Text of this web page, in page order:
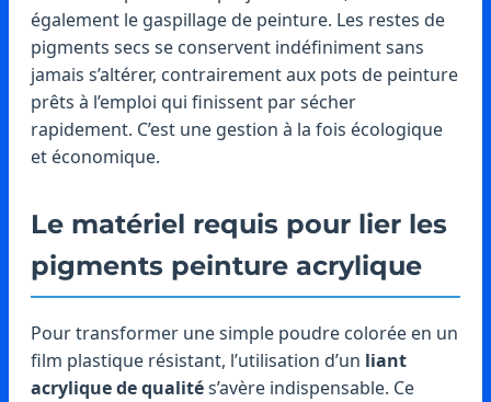
également le gaspillage de peinture. Les restes de
pigments secs se conservent indéfiniment sans
jamais s’altérer, contrairement aux pots de peinture
prêts à l’emploi qui finissent par sécher
rapidement. C’est une gestion à la fois écologique
et économique.
Le matériel requis pour lier les
pigments peinture acrylique
Pour transformer une simple poudre colorée en un
film plastique résistant, l’utilisation d’un liant
acrylique de qualités’avère indispensable. Ce